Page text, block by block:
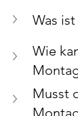
Was
Wie
Musst